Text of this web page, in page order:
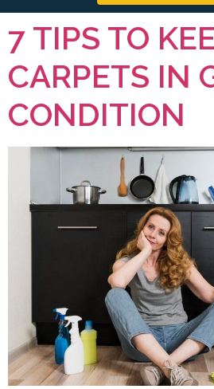
7 TIPS TO
CARPETS IN
CONDITION